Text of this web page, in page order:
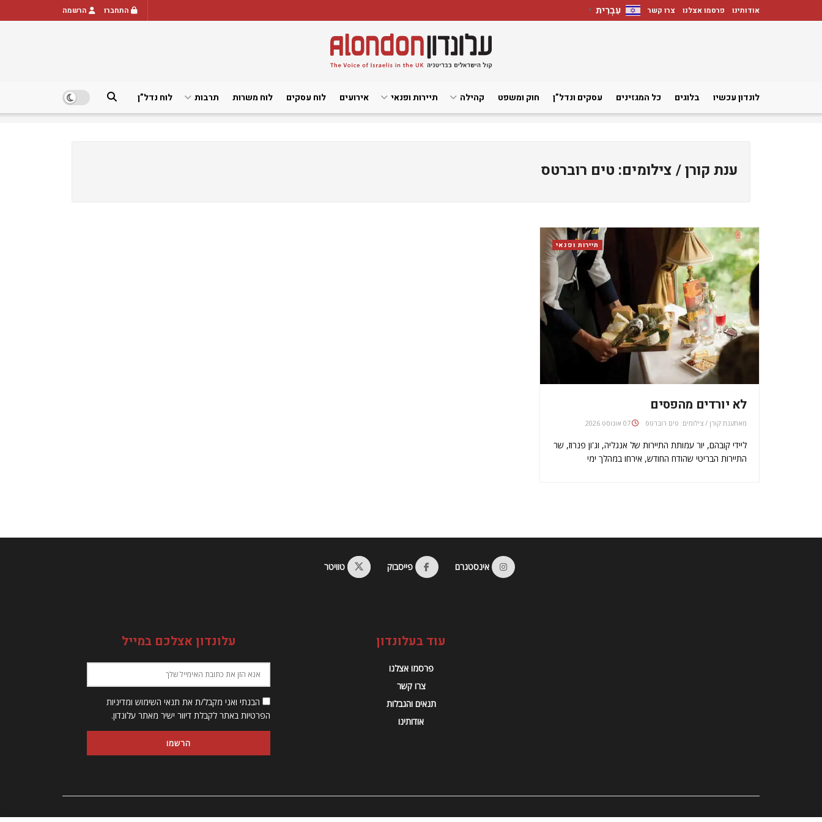
אודותינו פרסמו אצלנו צרו קשר עִבְרִית ▼ התחברו הרשמה
לונדון עכשיו בלוגים כל המגזינים עסקים ונדל”ן חוק ומשפט קהילה תיירות ופנאי אירועים לוח עסקים לוח משרות תרבות לוח נדל”ן
ענת קורן / צילומים: טים רוברטס
תיירות ופנאי
לא יורדים מהפסים
מאתענת קורן / צילומים: טים רוברטס 07 אוגוסט 2026
ליידי קובהם, יור עמותת התיירות של אנגליה, וג'ון פנרוז, שר
התיירות הבריטי שהודח החודש, אירחו במהלך ימי
אינסטגרם פייסבוק טוויטר
עוד בעלונדון
פרסמו אצלנו
צרו קשר
תנאים והגבלות
אודותינו
עלונדון אצלכם במייל
הבנתי ואני מקבל/ת את תנאי השימוש ומדיניות
הפרטיות באתר לקבלת דיוור ישיר מאתר עלונדון.